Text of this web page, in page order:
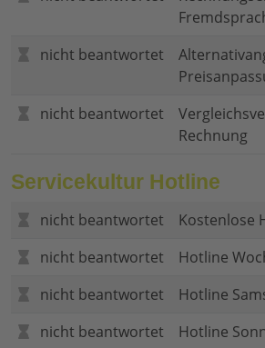
nicht beantwortet
nicht beantwortet
Rechnung
Servicekultur Hotline
nicht beantwortet
Kostenlose
nicht beantwortet
Hotline
nicht beantwortet
Hotline
nicht beantwortet
Hotline